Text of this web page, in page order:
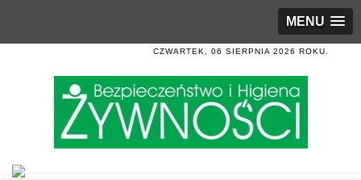
MENU
CZWARTEK, 06 SIERPNIA 2026 ROKU.